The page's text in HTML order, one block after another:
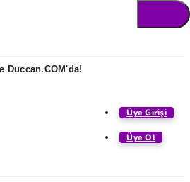
Duccan.COM'da!
Üye Girişi
Üye Ol